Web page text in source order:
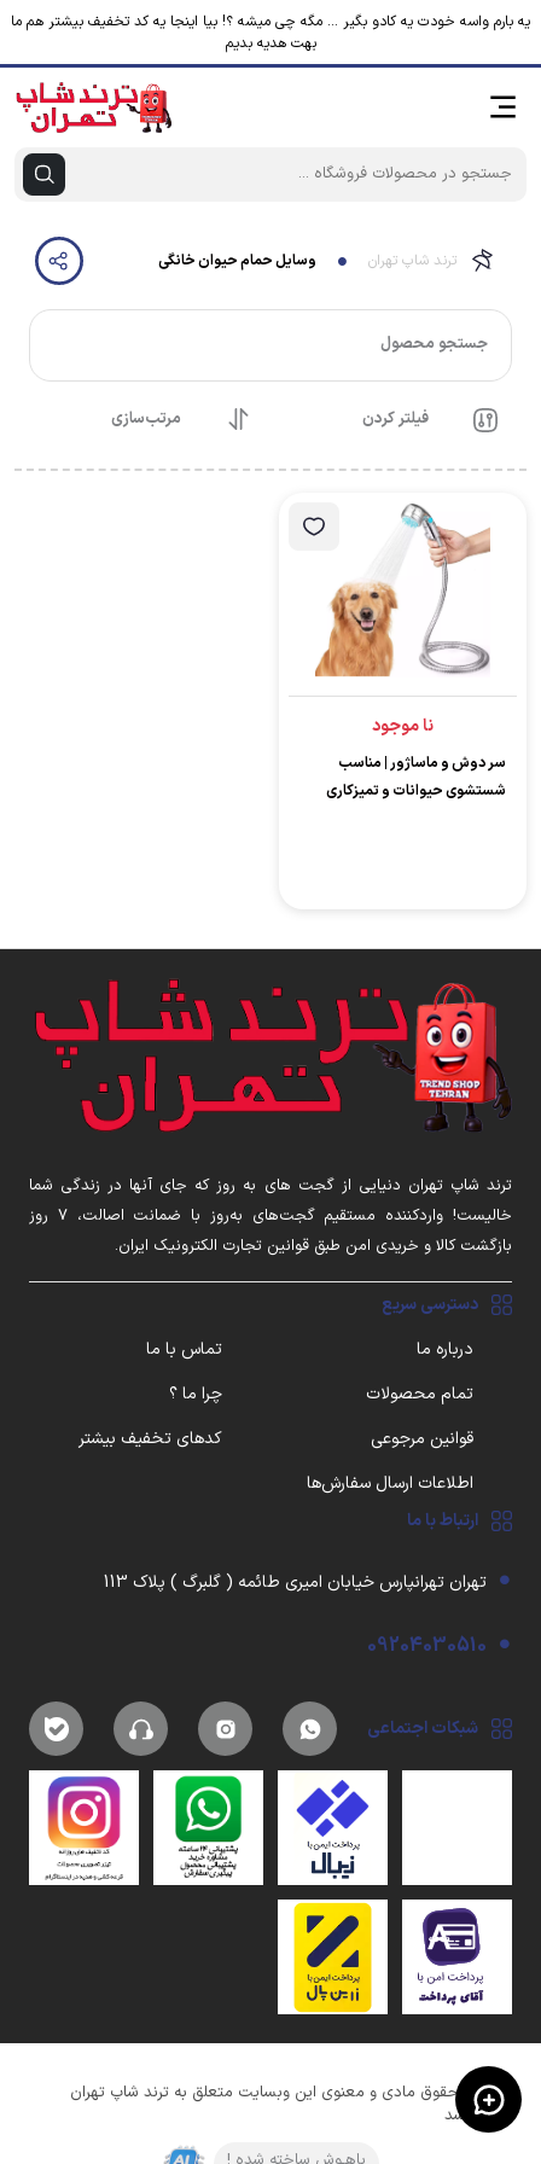
یه بارم واسه خودت یه کادو بگیر ... مگه چی میشه ؟! بیا اینجا یه کد تخفیف بیشتر هم ما
بهت هدیه بدیم
ترند شاپ تهران وسایل حمام حیوان خانگی
جستجو محصول
فیلتر کردن مرتب‌سازی
نا موجود
سر دوش و ماساژور | مناسب
شستشوی حیوانات و تمیزکاری
ترند شاپ تهران دنیایی از گجت های به روز که جای آنها در زندگی شما
خالیست! واردکننده مستقیم گجت‌های به‌روز با ضمانت اصالت، ۷ روز
بازگشت کالا و خریدی امن طبق قوانین تجارت الکترونیک ایران.
دسترسی سریع
درباره ما
تماس با ما
تمام محصولات
چرا ما ؟
قوانین مرجوعی
کدهای تخفیف بیشتر
اطلاعات ارسال سفارش‌ها
ارتباط با ما
تهران تهرانپارس خیابان امیری طائمه ( گلبرگ ) پلاک 113
09204030510
شبکات اجتماعی
کلیه حقوق مادی و معنوی این وبسایت متعلق به ترند شاپ تهران
میباشد